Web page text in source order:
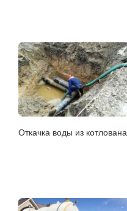
Откачка воды из котлована